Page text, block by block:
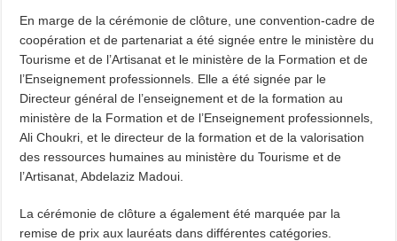
En marge de la cérémonie de clôture, une convention-cadre de
coopération et de partenariat a été signée entre le ministère du
Tourisme et de l’Artisanat et le ministère de la Formation et de
l’Enseignement professionnels. Elle a été signée par le
Directeur général de l’enseignement et de la formation au
ministère de la Formation et de l’Enseignement professionnels,
Ali Choukri, et le directeur de la formation et de la valorisation
des ressources humaines au ministère du Tourisme et de
l’Artisanat, Abdelaziz Madoui.
La cérémonie de clôture a également été marquée par la
remise de prix aux lauréats dans différentes catégories.